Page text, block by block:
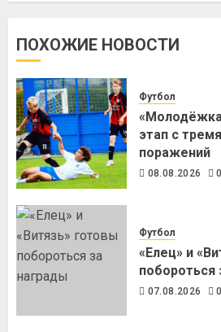
ПОХОЖИЕ НОВОСТИ
Футбол
этап с
поражений
08.08.2026 0
Футбол
«Елец» и
побороться
07.08.2026 0